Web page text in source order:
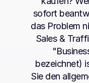
sofort
das Problem
Sales &
bezeichnet)
Sie den